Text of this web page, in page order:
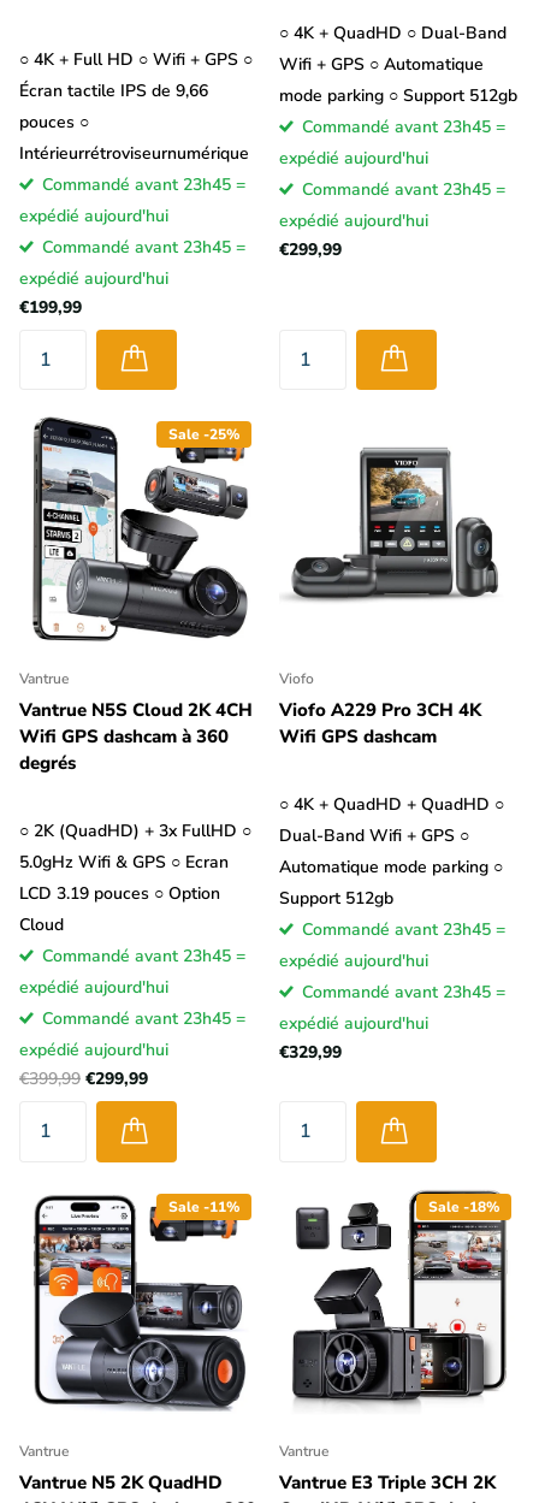
○ 4K + Full HD ○ Wifi + GPS ○
Écran tactile IPS de 9,66
pouces ○
Intérieurrétroviseurnumérique
Commandé avant 23h45 =
expédié aujourd'hui
Commandé avant 23h45 =
expédié aujourd'hui
€199,99
○ 4K + QuadHD ○ Dual-Band
Wifi + GPS ○ Automatique
mode parking ○ Support 512gb
Commandé avant 23h45 =
expédié aujourd'hui
Commandé avant 23h45 =
expédié aujourd'hui
€299,99
Sale -25%
Vantrue
Vantrue N5S Cloud 2K 4CH
Wifi GPS dashcam à 360
degrés
○ 2K (QuadHD) + 3x FullHD ○
5.0gHz Wifi & GPS ○ Ecran
LCD 3.19 pouces ○ Option
Cloud
Commandé avant 23h45 =
expédié aujourd'hui
Commandé avant 23h45 =
expédié aujourd'hui
€399,99 €299,99
Viofo
Viofo A229 Pro 3CH 4K
Wifi GPS dashcam
○ 4K + QuadHD + QuadHD ○
Dual-Band Wifi + GPS ○
Automatique mode parking ○
Support 512gb
Commandé avant 23h45 =
expédié aujourd'hui
Commandé avant 23h45 =
expédié aujourd'hui
€329,99
Sale -11%
Vantrue
Vantrue N5 2K QuadHD
Sale -18%
Vantrue
Vantrue E3 Triple 3CH 2K